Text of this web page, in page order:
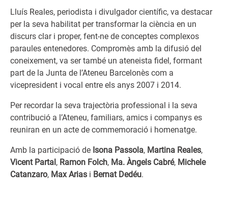
Lluís Reales, periodista i divulgador científic, va destacar
per la seva habilitat per transformar la ciència en un
discurs clar i proper, fent-ne de conceptes complexos
paraules entenedores. Compromès amb la difusió del
coneixement, va ser també un ateneista fidel, formant
part de la Junta de l’Ateneu Barcelonès com a
vicepresident i vocal entre els anys 2007 i 2014.
Per recordar la seva trajectòria professional i la seva
contribució a l’Ateneu, familiars, amics i companys es
reuniran en un acte de commemoració i homenatge.
Amb la participació de Isona Passola, Martina Reales,
Vicent Partal, Ramon Folch, Ma. Àngels Cabré, Michele
Catanzaro, Max Arias i Bernat Dedéu.